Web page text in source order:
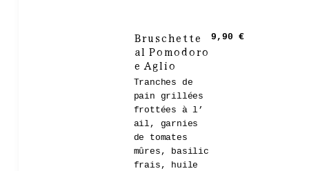
Bruschette
al Pomodoro
e Aglio
Tranches de
pain grillées
frottées à l’
ail, garnies
de tomates
mûres, basilic
frais, huile
9,90 €